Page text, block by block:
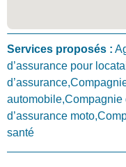
Services proposés :
d’assurance pour
automobile,Compagnie
d’assurance
santé